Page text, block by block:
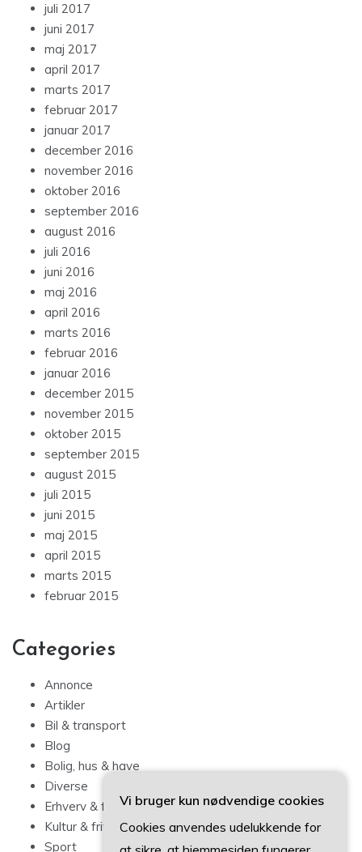
juli 2017
juni 2017
maj 2017
april 2017
marts 2017
februar 2017
januar 2017
december 2016
november 2016
oktober 2016
september 2016
august 2016
juli 2016
juni 2016
maj 2016
april 2016
marts 2016
februar 2016
januar 2016
december 2015
november 2015
oktober 2015
september 2015
august 2015
juli 2015
juni 2015
maj 2015
april 2015
marts 2015
februar 2015
Categories
Annonce
Artikler
Bil & transport
Blog
Bolig, hus & have
Diverse
Erhverv & forbrug
Kultur & fritid
Sport
Vi bruger kun nødvendige cookies
Cookies anvendes udelukkende for